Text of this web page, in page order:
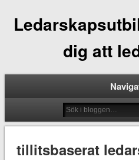
dig att
tillitsbaserat